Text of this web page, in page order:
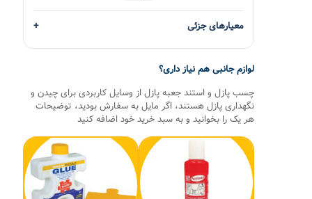
معیارهای جزئی
لوازم جانبی هم نیاز داری؟
چسب پازل و استند جعبه پازل از وسایل کاربردی برای چیدن و
نگهداری پازل هستند، اگر مایل به سفارش بودید، توضیحات
هر یک را بخوانید و به سبد خرید خود اضافه کنید